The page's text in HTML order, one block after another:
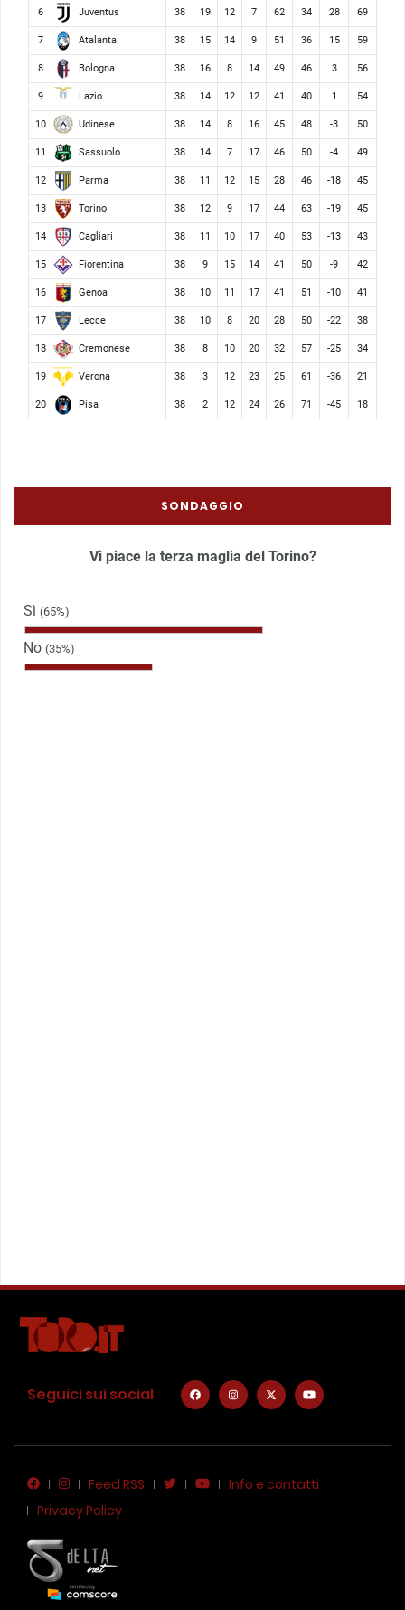
6 Juventus 38 19 12 7 62 34 28 69
7 Atalanta 38 15 14 9 51 36 15 59
8 Bologna 38 16 8 14 49 46 3 56
9 Lazio 38 14 12 12 41 40 1 54
10 Udinese 38 14 8 16 45 48 -3 50
11 Sassuolo 38 14 7 17 46 50 -4 49
12 Parma 38 11 12 15 28 46 -18 45
13 Torino 38 12 9 17 44 63 -19 45
14 Cagliari 38 11 10 17 40 53 -13 43
15 Fiorentina 38 9 15 14 41 50 -9 42
16 Genoa 38 10 11 17 41 51 -10 41
17 Lecce 38 10 8 20 28 50 -22 38
18 Cremonese 38 8 10 20 32 57 -25 34
19 Verona 38 3 12 23 25 61 -36 21
20 Pisa 38 2 12 24 26 71 -45 18
SONDAGGIO
Vi piace la terza maglia del Torino?
Sì (65%)
No (35%)
Seguici sui social
Feed RSS
Info e contatti
Privacy Policy